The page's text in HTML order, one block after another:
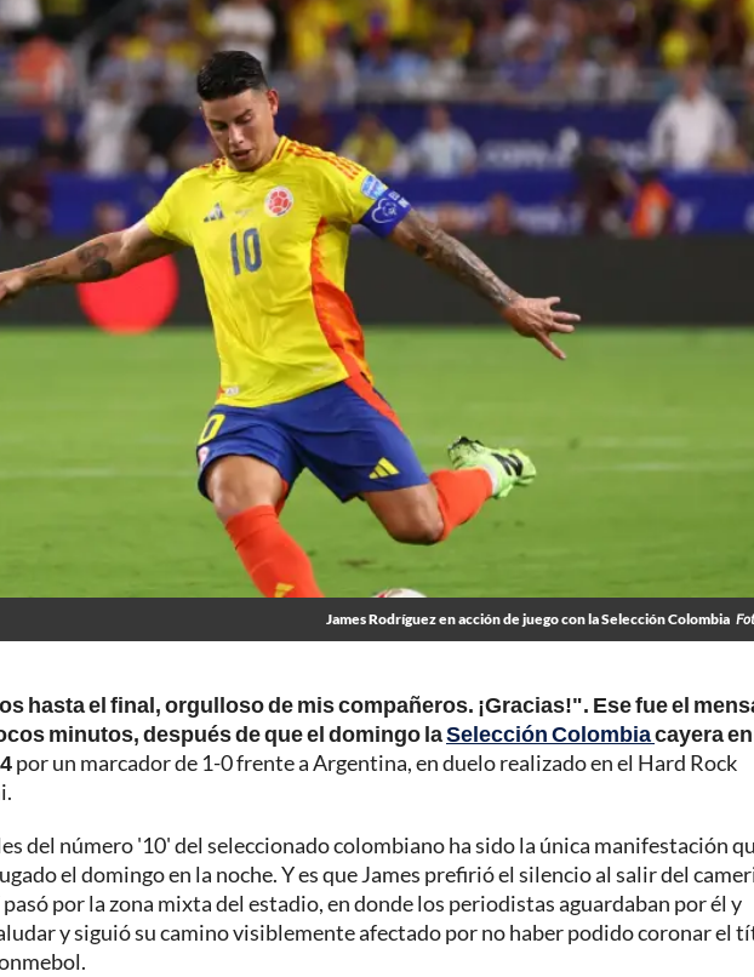
James Rodríguez en acción de juego con la Selección Colombia
hasta el final, orgulloso de mis compañeros. ¡Gracias!". Ese fue el
minutos, después de que el domingo laSelección Colombiacayera
por un marcador de 1-0 frente a Argentina, en duelo realizado en el Hard Rock
del número '10' del seleccionado colombiano ha sido la única manifestación
el domingo en la noche. Y es que James prefirió el silencio al salir del
por la zona mixta del estadio, en donde los periodistas aguardaban por él y
y siguió su camino visiblemente afectado por no haber podido coronar el